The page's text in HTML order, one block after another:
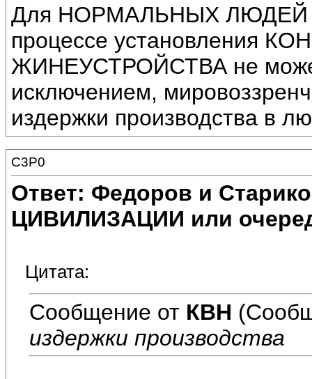
Для НОРМАЛЬНЫХ ЛЮДЕЙ
процессе установления
ЖИНЕУСТРОЙСТВА не
исключением,
издержки производства
C3P0
Ответ: Федоров и
ЦИВИЛИЗАЦИИ или
Цитата:
Сообщение от КВН
издержки производства